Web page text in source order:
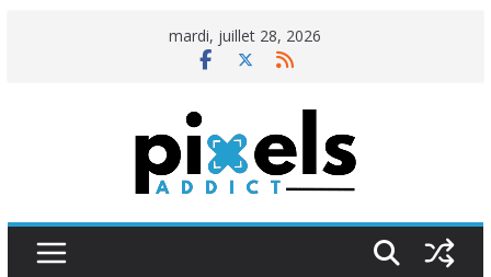
mardi, juillet 28, 2026